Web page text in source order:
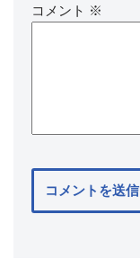
コメント ※